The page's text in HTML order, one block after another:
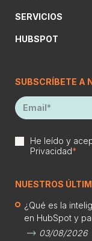
SERVICIOS
HUBSPOT
SUBSCRÍBETE A
He leído y
Privacidad*
NUESTROS
¿Qué es la
en HubSpot y
03/08/2026